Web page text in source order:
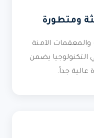
ومتطورة
الآمنة
التكنولوجيا يضمن
عالية جداً.